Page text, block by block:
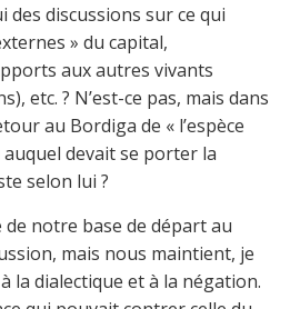
des discussions sur ce qui
» du capital,
aux autres vivants
etc. ? N’est-ce pas, mais dans
au Bordiga de « l’espèce
auquel devait se porter la
selon lui ?
notre base de départ au
mais nous maintient, je
la dialectique et à la négation.